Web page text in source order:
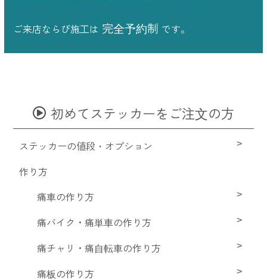
ご来店ならび施工は 完全予約制 です。
初めてステッカーをご注文の方
ステッカーの値段・オプション
作り方
痛車の作り方
痛バイク・痛単車の作り方
痛チャリ・痛自転車の作り方
痛板の作り方